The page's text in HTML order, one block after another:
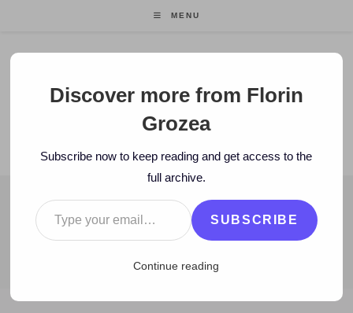
MENU
Florin Grozea
ENTREPRENEUR. FOUNDER/CEO MOCAPP.
BLOG
2010 > April > 23 > Hi-Q > Concert Hi-Q la Focsani
Discover more from Florin
Grozea
Subscribe now to keep reading and get access to the
full archive.
Type your email…
SUBSCRIBE
Continue reading